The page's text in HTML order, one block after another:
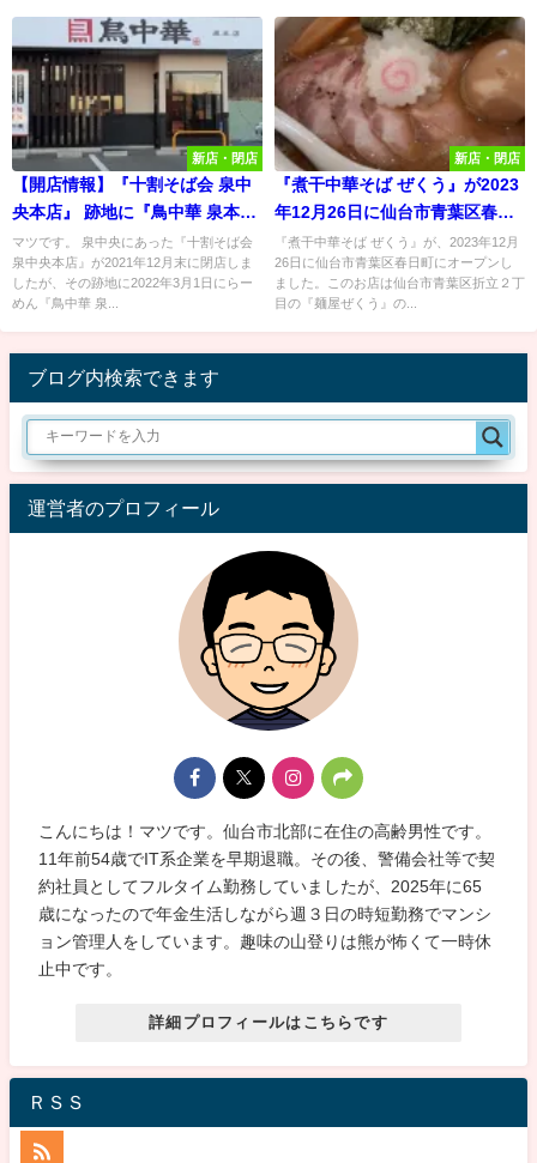
新店・閉店
【開店情報】『十割そば会 泉中
央本店』 跡地に『鳥中華 泉本
店』が3月1日オープン予定！
マツです。 泉中央にあった『十割そば会
泉中央本店』が2021年12月末に閉店しま
したが、その跡地に2022年3月1日にらー
めん『鳥中華 泉...
新店・閉店
『煮干中華そば ぜくう』が2023
年12月26日に仙台市青葉区春日
町にオープンしたので行ってみ
た！
『煮干中華そば ぜくう』が、2023年12月
26日に仙台市青葉区春日町にオープンし
ました。このお店は仙台市青葉区折立２丁
目の『麺屋ぜくう』の...
ブログ内検索できます
運営者のプロフィール
こんにちは！マツです。仙台市北部に在住の高齢男性です。
11年前54歳でIT系企業を早期退職。その後、警備会社等で契
約社員としてフルタイム勤務していましたが、2025年に65
歳になったので年金生活しながら週３日の時短勤務でマンシ
ョン管理人をしています。趣味の山登りは熊が怖くて一時休
止中です。
詳細プロフィールはこちらです
ＲＳＳ